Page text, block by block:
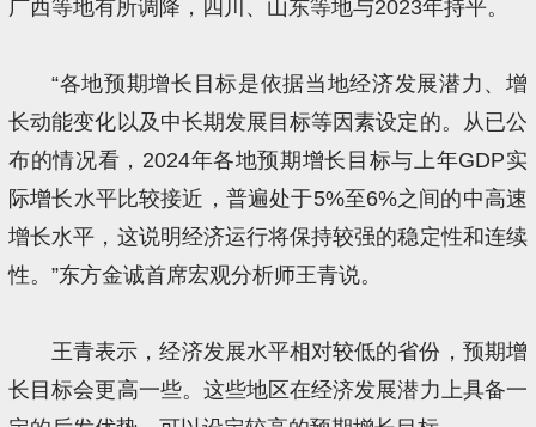
广西等地有所调降，四川、山东等地与2023年持平。
“各地预期增长目标是依据当地经济发展潜力、增
长动能变化以及中长期发展目标等因素设定的。从已公
布的情况看，2024年各地预期增长目标与上年GDP实
际增长水平比较接近，普遍处于5%至6%之间的中高速
增长水平，这说明经济运行将保持较强的稳定性和连续
性。”东方金诚首席宏观分析师王青说。
王青表示，经济发展水平相对较低的省份，预期增
长目标会更高一些。这些地区在经济发展潜力上具备一